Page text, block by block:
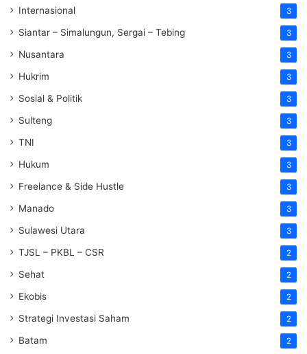
Internasional 3
Siantar – Simalungun, Sergai – Tebing 3
Nusantara 3
Hukrim 3
Sosial & Politik 3
Sulteng 3
TNI 3
Hukum 3
Freelance & Side Hustle 3
Manado 3
Sulawesi Utara 3
TJSL – PKBL – CSR 2
Sehat 2
Ekobis 2
Strategi Investasi Saham 2
Batam 2